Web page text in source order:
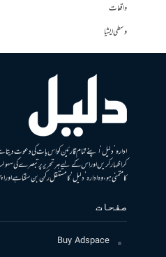
واقعات
وسطی ایشیا
ادارہ ’دلیل‘ اپنے تمام قارئین کو اس بات کی دعوت دیتا
کر اظہار کریں اور اس کے لیے ہر تحریر پر تبصرے کی
کا متمنی ہو، وہ ادارہ ’دلیل‘ کا مستقل رکن بن سکتا ہے
صفحات
Buy Adspace